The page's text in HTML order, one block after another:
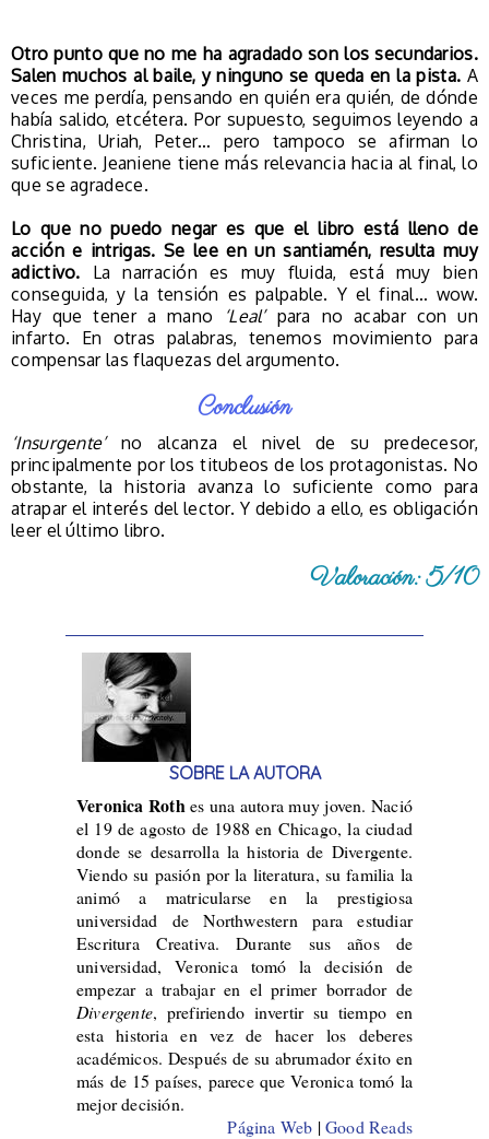
Otro punto que no me ha agradado son los secundarios.
Salen muchos al baile, y ninguno se queda en la pista. A
veces me perdía, pensando en quién era quién, de dónde
había salido, etcétera. Por supuesto, seguimos leyendo a
Christina, Uriah, Peter… pero tampoco se afirman lo
suficiente. Jeaniene tiene más relevancia hacia al final, lo
que se agradece.
Lo que no puedo negar es que el libro está lleno de
acción e intrigas. Se lee en un santiamén, resulta muy
adictivo. La narración es muy fluida, está muy bien
conseguida, y la tensión es palpable. Y el final… wow.
Hay que tener a mano
‘Leal’para no acabar con un
infarto. En otras palabras, tenemos movimiento para
compensar las flaquezas del argumento.
Conclusión
‘Insurgente’no alcanza el nivel de su predecesor,
principalmente por los titubeos de los protagonistas. No
obstante, la historia avanza lo suficiente como para
atrapar el interés del lector. Y debido a ello, es obligación
leer el último libro.
Valoración: 5/10
SOBRE LA AUTORA
Veronica Roth es una autora muy joven. Nació
el 19 de agosto de 1988 en Chicago, la ciudad
donde se desarrolla la historia de Divergente.
Viendo su pasión por la literatura, su familia la
animó a matricularse en la prestigiosa
universidad de Northwestern para estudiar
Escritura Creativa. Durante sus años de
universidad, Veronica tomó la decisión de
empezar a trabajar en el primer borrador de
Divergente, prefiriendo invertir su tiempo en
esta historia en vez de hacer los deberes
académicos. Después de su abrumador éxito en
más de 15 países, parece que Veronica tomó la
mejor decisión.
Página Web | Good Reads